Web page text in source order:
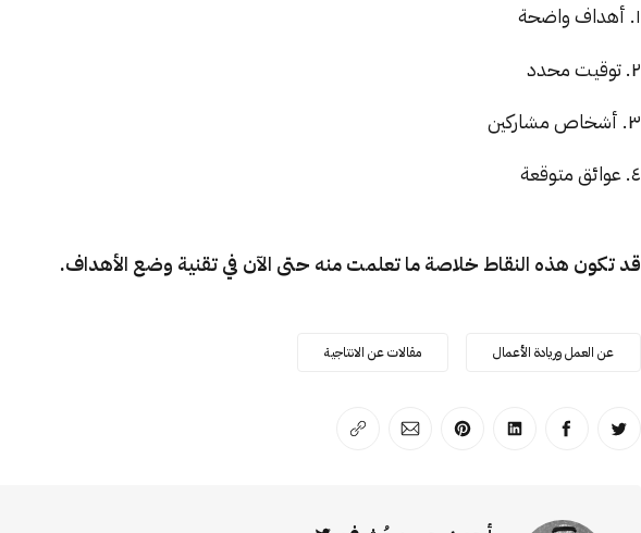
١. أهداف واضحة
٢. توقيت محدد
٣. أشخاص مشاركين
٤. عوائق متوقعة
قد تكون هذه النقاط خلاصة ما تعلمت منه حتى الآن في تقنية وضع الأهداف.
عن العمل وريادة الأعمال مقالات عن الانتاجية
انشر على تويترانشر على الفيسبوك
انشر على لينكد إن
انشر على بينترست
انشر على الإيميل
انسخ الرابط